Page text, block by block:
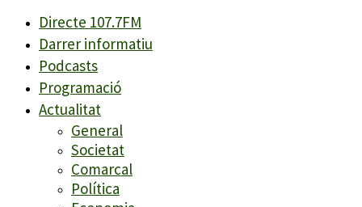
Directe 107.7FM
Darrer informatiu
Podcasts
Programació
Actualitat
General
Societat
Comarcal
Política